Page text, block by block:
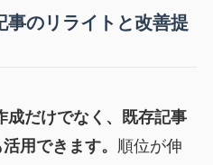
のリライトと改善提
だけでなく、既存記事
用できます。 順位が伸